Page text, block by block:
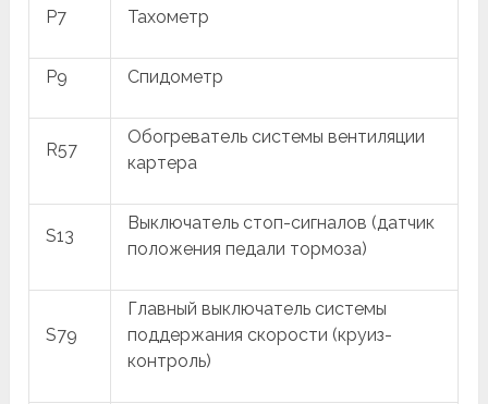
P7 Тахометр
P9 Спидометр
R57
Обогреватель системы вентиляции
картера
S13
Выключатель стоп-сигналов (датчик
положения педали тормоза)
S79
Главный выключатель системы
поддержания скорости (круиз-
контроль)